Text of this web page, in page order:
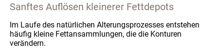
Sanftes Auflösen kleinerer Fettdepots
Im Laufe des natürlichen Alterungsprozesses entstehen
häufig kleine Fettansammlungen, die die Konturen
verändern.